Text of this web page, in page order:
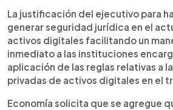
La justificación del ejecutivo para
generar seguridad jurídica en el
activos digitales facilitando un
inmediato a las instituciones
aplicación de las reglas relativas a
privadas de activos digitales en el
Economía solicita que se agregue